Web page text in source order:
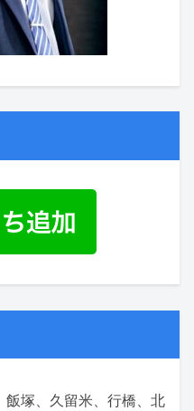
塚、久留米、行橋、北